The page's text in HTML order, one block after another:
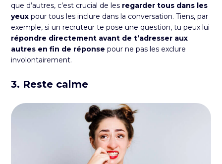
que d’autres, c’est crucial de les regarder tous dans les
yeux pour tous les inclure dans la conversation. Tiens, par
exemple, si un recruteur te pose une question, tu peux lui
répondre directement avant de t’adresser aux
autres en fin de réponse pour ne pas les exclure
involontairement.
3. Reste calme